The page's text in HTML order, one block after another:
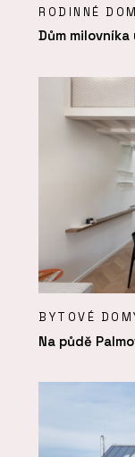
RODINNÉ
Dům milovníka
BYTOVÉ
Na půdě